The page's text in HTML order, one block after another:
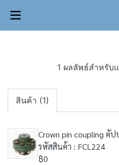
1 ผลลัพธ์สำหรับ
สินค้า (1)
Crown pin coupling คั
รหัสสินค้า : FCL224
฿0